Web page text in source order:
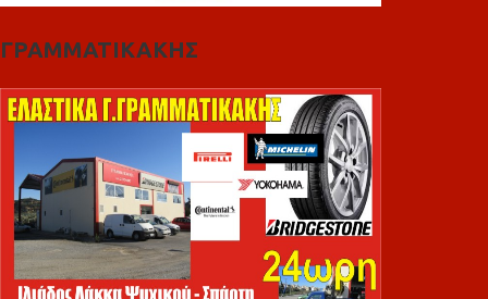
ΓΡΑΜΜΑΤΙΚΑΚΗΣ